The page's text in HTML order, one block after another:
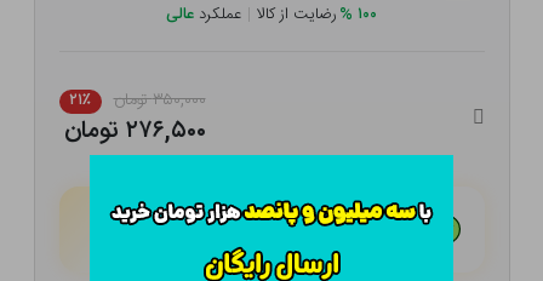
۱۰۰ %رضایت از کالا | عملکرد عالی
۳۵۰,۰۰۰ تومان ۲۱٪
۲۷۶,۵۰۰ تومان
هـر قسط با تــرب‌پــی:۶۹,۱۲۵ تومان